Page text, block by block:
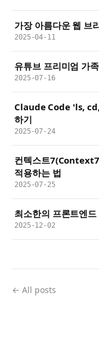
가장 아름다운 웹 브
2025-04-11
유튜브 프리미엄 가
2025-07-16
Claude Code 'ls,
하기
2025-07-24
컨텍스트
적용하는 법
2025-07-25
최소한의 프론트엔
2025-12-02
← All posts